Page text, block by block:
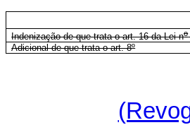
Indenização de que trata o art. 16 da Lei no
Adicional de que trata o art. 8º